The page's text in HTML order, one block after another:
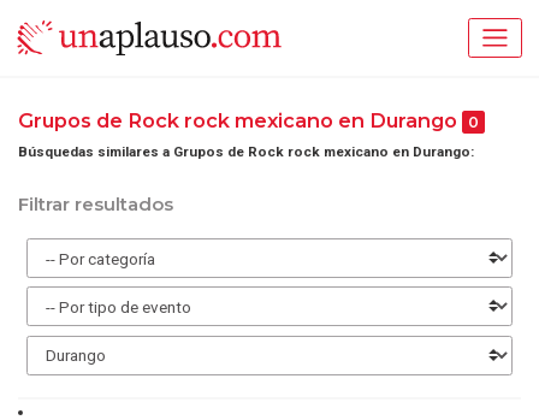
Grupos de Rock rock mexicano en Durango 0
Búsquedas similares a Grupos de Rock rock mexicano en Durango:
Filtrar resultados